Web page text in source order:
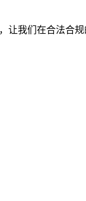
我们在合法合规